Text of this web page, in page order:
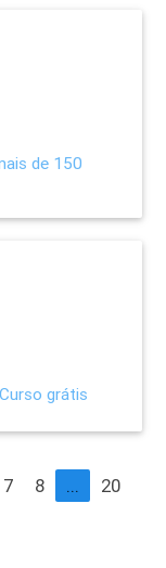
de 150
grátis
7 8 ...
20